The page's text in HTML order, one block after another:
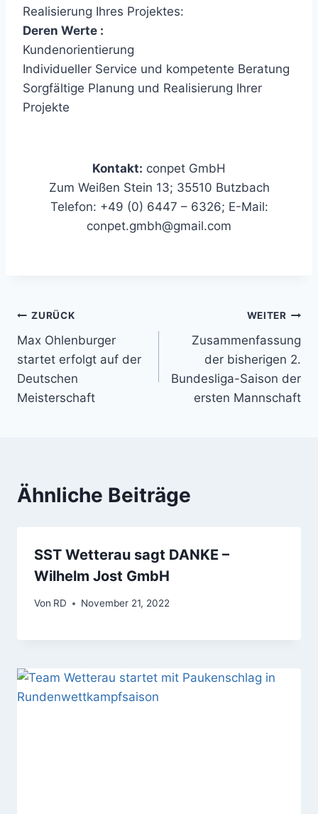
Realisierung Ihres Projektes:
Deren Werte :
Kundenorientierung
Individueller Service und kompetente Beratung
Sorgfältige Planung und Realisierung Ihrer
Projekte
Kontakt: conpet GmbH
Zum Weißen Stein 13; 35510 Butzbach
Telefon: +49 (0) 6447 – 6326; E-Mail:
conpet.gmbh@gmail.com
Beitragsnavigation
ZURÜCK
Max Ohlenburger
startet erfolgt auf der
Deutschen
Meisterschaft
WEITER
Zusammenfassung
der bisherigen 2.
Bundesliga-Saison der
ersten Mannschaft
Ähnliche Beiträge
SST Wetterau sagt DANKE –
Wilhelm Jost GmbH
Von RD November 21, 2022